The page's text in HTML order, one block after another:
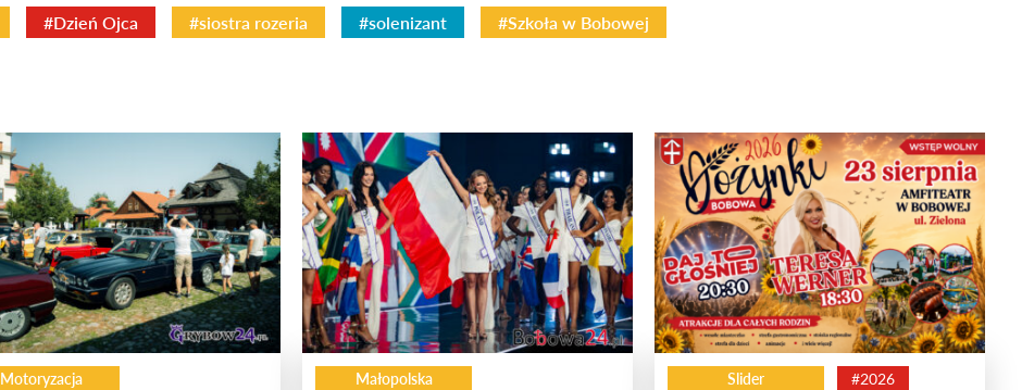
#Dzień Ojca #siostra rozeria #solenizant #Szkoła w Bobowej
Motoryzacja
Małopolska
Slider #2026